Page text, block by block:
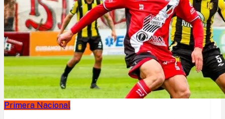
Primera Nacional